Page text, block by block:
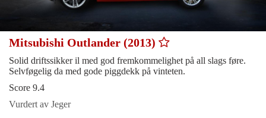
Mitsubishi Outlander (2013)
Solid driftssikker il med god fremkommelighet på all slags føre.
Selvføgelig da med gode piggdekk på vinteten.
Score 9.4
Vurdert av Jeger